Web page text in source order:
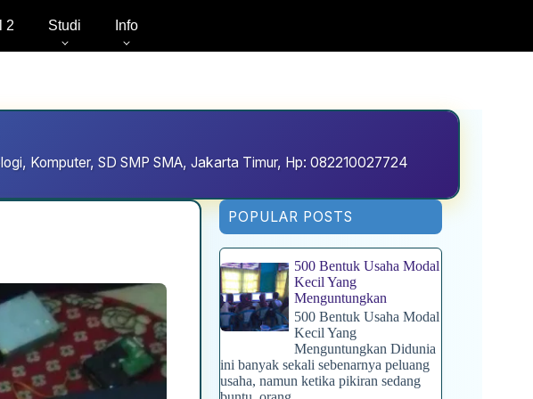
2 Studi Info
Komputer, SD SMP SMA, Jakarta Timur, Hp: 082210027724
POPULAR POSTS
500 Bentuk Usaha Modal
Kecil Yang
Menguntungkan
500 Bentuk Usaha Modal
Kecil Yang
Menguntungkan Didunia
ini banyak sekali sebenarnya peluang
usaha, namun ketika pikiran sedang